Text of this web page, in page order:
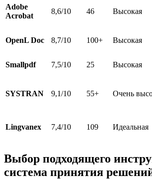
Adobe
Acrobat
8,6/10 46 Высокая
OpenL Doc 8,7/10 100+ Высокая
Smallpdf 7,5/10 25 Высокая
SYSTRAN 9,1/10 55+ Очень
Lingvanex 7,4/10 109 Идеальная
Выбор подходящего
система принятия